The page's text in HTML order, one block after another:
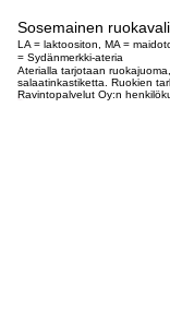
Sosemainen
LA = laktoositon, MA =
= Sydänmerkki-ateria
Aterialla tarjotaan
salaatinkastiketta. Ruokien
Ravintopalvelut Oy:n